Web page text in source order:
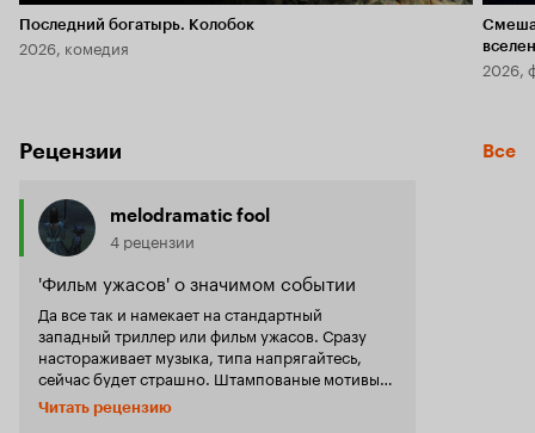
Последний богатырь. Колобок
2026, комедия
2026,
Рецензии Все
melodramatic fool
4 рецензии
'Фильм ужасов' о значимом событии
Да все так и намекает на стандартный
западный триллер или фильм ужасов. Сразу
настораживает музыка, типа напрягайтесь,
сейчас будет страшно. Штампованые мотивы:
пустынная трасса, пшеничное поле подальше
от случайных глаз, разбросанные вещи, пятна
Читать рецензию